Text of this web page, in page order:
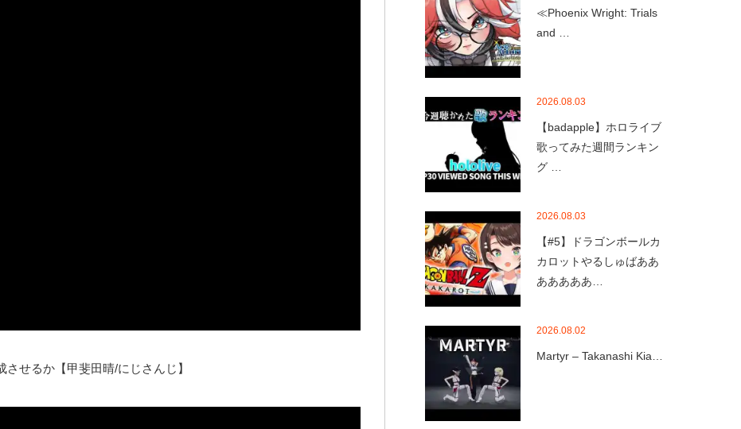
せるか【甲斐田晴/にじさんじ】
≪Phoenix Wright: Trials
and …
2026.08.03
【badapple】ホロライブ
歌ってみた週間ランキン
グ …
2026.08.03
【#5】ドラゴンボールカ
カロットやるしゅばああ
あああああ…
2026.08.02
Martyr – Takanashi Kia…